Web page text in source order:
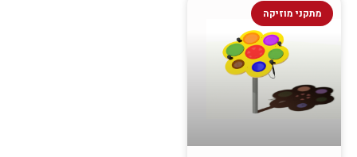
מתקני מוזיקה